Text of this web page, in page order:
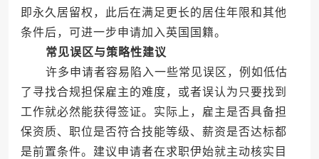
即永久居留权，此后在满足更长的居住年限和其他
条件后，可进一步申请加入英国国籍。
常见误区与策略性建议
许多申请者容易陷入一些常见误区，例如低估
了寻找合规担保雇主的难度，或者误认为只要找到
工作就必然能获得签证。实际上，雇主是否具备担
保资质、职位是否符合技能等级、薪资是否达标都
是前置条件。建议申请者在求职伊始就主动核实目